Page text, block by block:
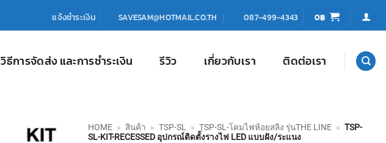
แจ้งชำระเงิน SAVESAM@HOTMAIL.CO.TH 087-499-4343 0฿
วิธีการจัดส่ง และการชำระเงิน รีวิว เกี่ยวกับเรา ติดต่อเรา
HOME » สินค้า » TSP-SL » TSP-SL-โคมไฟห้อยสลิง รุ่นTHE LINE » TSP-
SL-KIT-RECESSED อุปกรณ์ติดตั้งรางไฟ LED แบบฝัง/ระแนง